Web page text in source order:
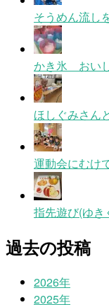
そうめん流し
かき氷 おい
ほしぐみさん
運動会にむけ
指先遊び(ゆき
過去の投稿
2026年
2025年